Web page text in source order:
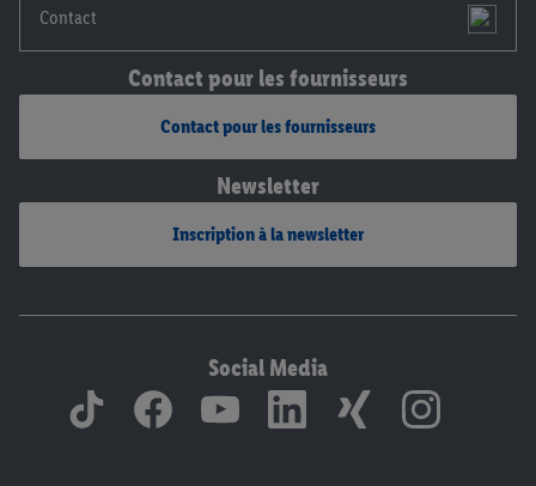
Contact
Contact pour les fournisseurs
Contact pour les fournisseurs
Newsletter
Inscription à la newsletter
Social Media